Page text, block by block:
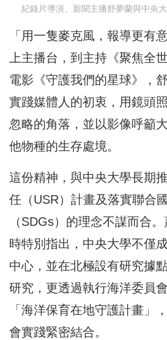
紀錄片導演、新聞主播舒夢蘭與中央
「用一隻麥克風，報導更有
上主播台，到主持《聚焦全
電影《守護我們的星球》，
實踐媒體人的初衷，用鏡頭
忽略的角落，並以影像呼籲
他物種的生存處境。
這份精神，與中央大學長期
任（USR）計畫及落實聯合
（SDGs）的理念不謀而合
時特別指出，中央大學不僅
中心，並在北極設有研究據
研究，更透過執行海洋委員
「海洋保育在地守護計畫」
會實踐緊密結合。